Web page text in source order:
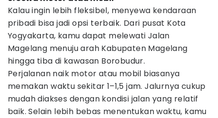
Kalau ingin lebih fleksibel, menyewa kendaraan
pribadi bisa jadi opsi terbaik. Dari pusat Kota
Yogyakarta, kamu dapat melewati Jalan
Magelang menuju arah Kabupaten Magelang
hingga tiba di kawasan Borobudur.
Perjalanan naik motor atau mobil biasanya
memakan waktu sekitar 1–1,5 jam. Jalurnya cukup
mudah diakses dengan kondisi jalan yang relatif
baik. Selain lebih bebas menentukan waktu, kamu